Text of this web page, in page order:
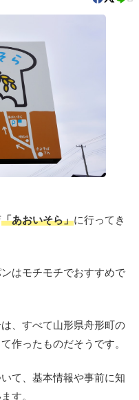
「あおいそら」に行ってき
はモチモチでおすすめで
、すべて山形県舟形町の
作ったものだそうです。
て、基本情報や事前に知
す。